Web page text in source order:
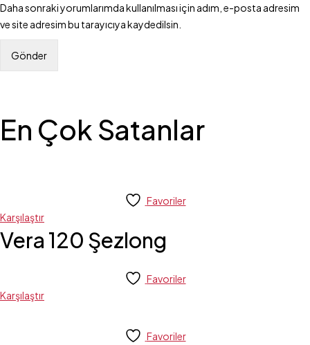
Daha sonraki yorumlarımda kullanılması için adım, e-posta adresim
ve site adresim bu tarayıcıya kaydedilsin.
En Çok Satanlar
Favoriler
Karşılaştır
Vera 120 Şezlong
Favoriler
Karşılaştır
Favoriler